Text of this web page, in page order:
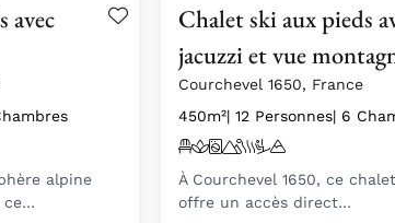
avec
alpine
ce…
Chalet ski aux pieds
jacuzzi et vue
Courchevel 1650, France
450m²| 12 Personnes| 6
À Courchevel 1650, ce
offre un accès direct…